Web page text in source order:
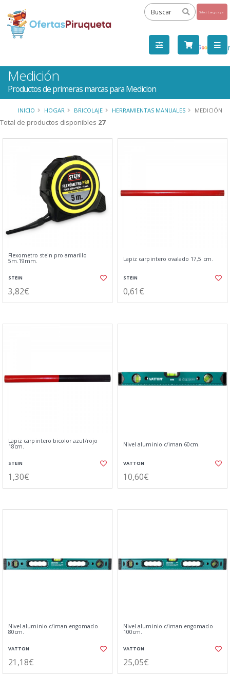
by
Medición
Productos de primeras marcas para Medicion
INICIO HOGAR BRICOLAJE HERRAMIENTAS MANUALES MEDICIÓN
Total de productos disponibles 27
Flexometro stein pro amarillo
5m.19mm.
STEIN
3,82€
Lapiz carpintero ovalado 17,5 cm.
STEIN
0,61€
Lapiz carpintero bicolor azul/rojo
18cm.
STEIN
1,30€
Nivel aluminio c/iman 60cm.
VATTON
10,60€
Nivel aluminio c/iman engomado
80cm.
VATTON
21,18€
Nivel aluminio c/iman engomado
100cm.
VATTON
25,05€